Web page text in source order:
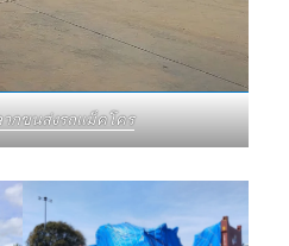
กขนส่งรถแม็คโคร